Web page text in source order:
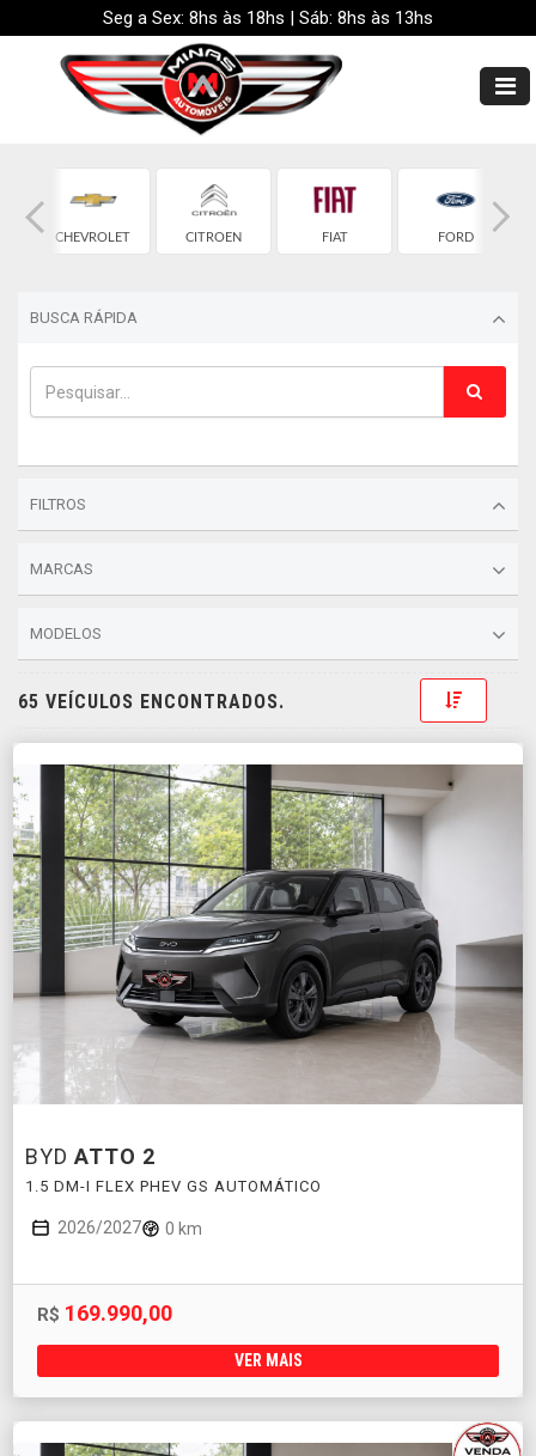
Seg a Sex: 8hs às 18hs | Sáb: 8hs às 13hs
CHEVROLET CITROEN FIAT FORD
BUSCA RÁPIDA
FILTROS
MARCAS
MODELOS
65 VEÍCULOS ENCONTRADOS. Toggle
BYD ATTO 2
1.5 DM-I FLEX PHEV GS AUTOMÁTICO
2026/2027 0 km
R$ 169.990,00
VER MAIS